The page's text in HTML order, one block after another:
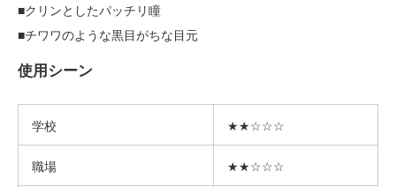
■クリンとしたパッチリ瞳
■チワワのような黒目がちな目元
使用シーン
学校 ★★☆☆☆
職場 ★★☆☆☆